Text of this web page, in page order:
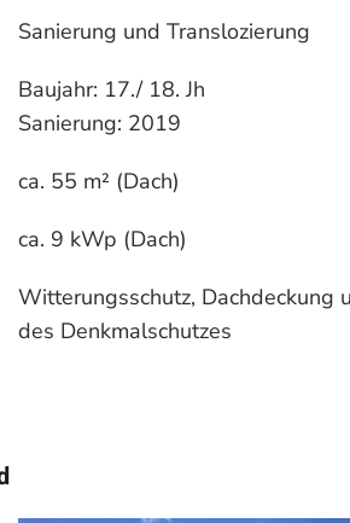
Sanierung und Translozierung
Baujahr: 17./ 18. Jh
Sanierung: 2019
ca. 55 m² (Dach)
ca. 9 kWp (Dach)
Witterungsschutz, Dachdeckung
des Denkmalschutzes